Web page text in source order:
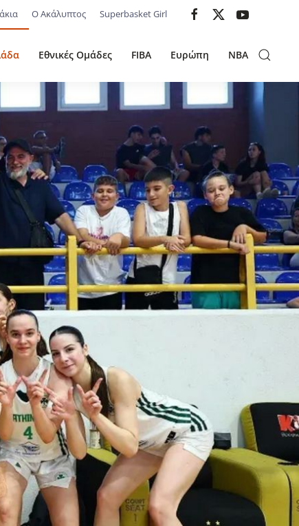
Ο Ακάλυπτος Superbasket Girl
Εθνικές Ομάδες FIBA Ευρώπη NBA